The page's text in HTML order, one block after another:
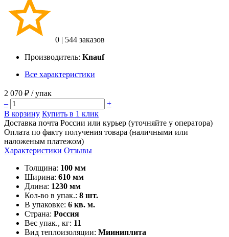
0 | 544 заказов
Производитель: Knauf
Все характеристики
2 070 ₽ / упак
–
+
В корзину Купить в 1 клик
Доставка почта России или курьер (уточняйте у оператора)
Оплата по факту получения товара (наличными или
наложеным платежом)
Характеристики Отзывы
Толщина: 100 мм
Ширина: 610 мм
Длина: 1230 мм
Кол-во в упак.: 8 шт.
В упаковке: 6 кв. м.
Страна: Россия
Вес упак., кг: 11
Вид теплоизоляции: Мииниплита